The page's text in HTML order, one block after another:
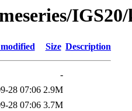
Size Description
-
28 07:06 2.9M
28 07:06 3.7M